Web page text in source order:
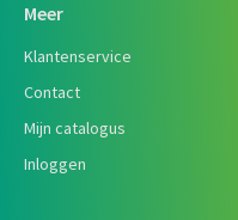
Meer
Klantenservice
Contact
Mijn catalogus
Inloggen